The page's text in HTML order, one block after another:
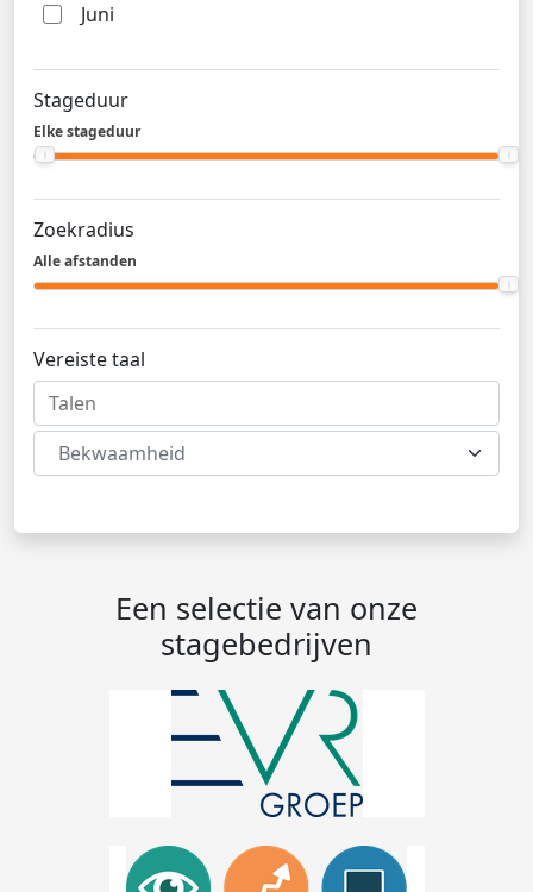
Juni
Stageduur
Elke stageduur
Zoekradius
Alle afstanden
Vereiste taal
Bekwaamheid
Een selectie van onze
stagebedrijven